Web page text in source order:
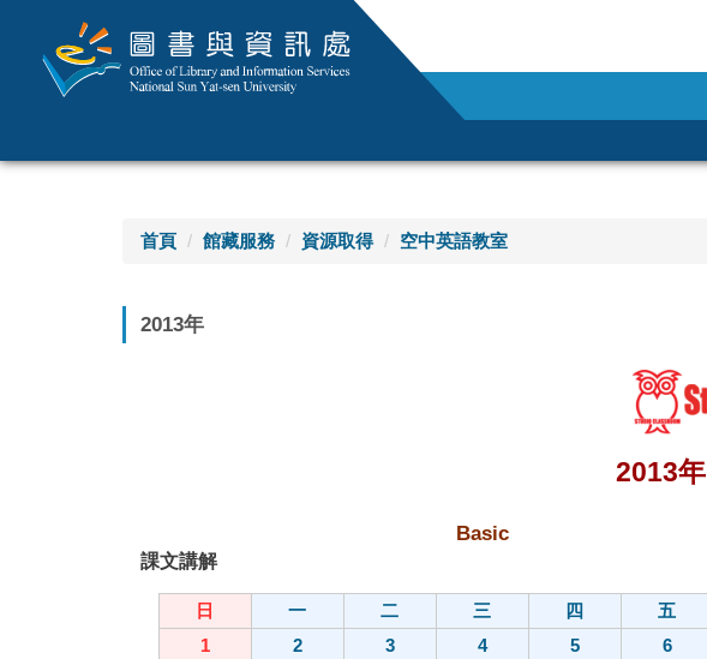
首頁 館藏服務 資源取得 空中英語教室
2013年
2013年
Basic
課文講解
日 一 二 三 四 五
1
2 3 4 5 6